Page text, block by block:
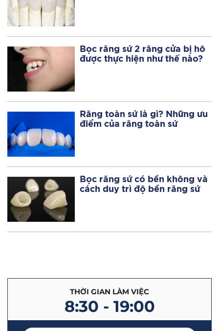
Bọc răng sứ 2 răng cửa bị hô
được thực hiện như thế nào?
Răng toàn sứ là gì? Những ưu
điểm của răng toàn sứ
Bọc răng sứ có bền không và
cách duy trì độ bền răng sứ
THỜI GIAN LÀM VIỆC
8:30 - 19:00